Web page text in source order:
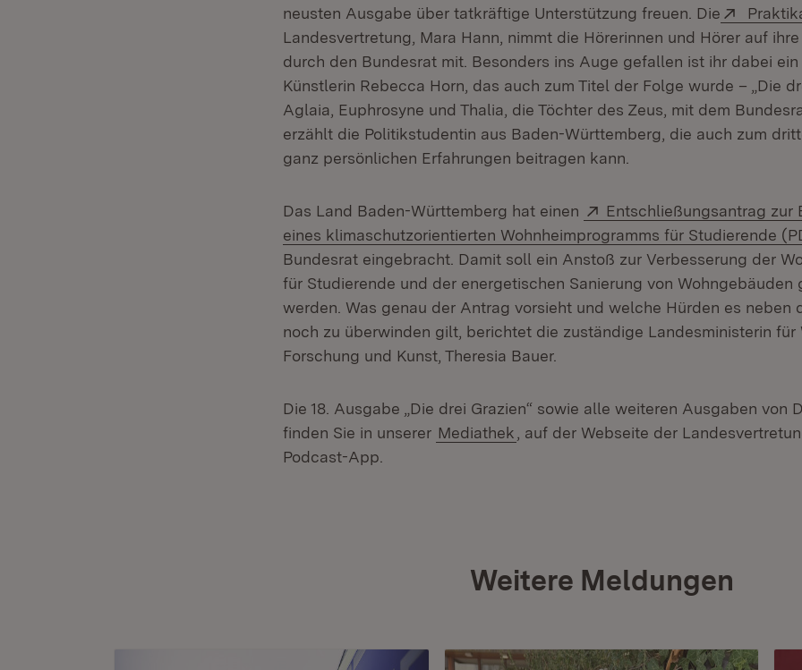
neusten Ausgabe über tatkräftige Unterstützung freuen. Die
Extern:
Landesvertretung, Mara Hann, nimmt die Hörerinnen und Hörer auf
durch den Bundesrat mit. Besonders ins Auge gefallen ist ihr dabei
Künstlerin Rebecca Horn, das auch zum Titel der Folge wurde – „Die
Aglaia, Euphrosyne und Thalia, die Töchter des Zeus, mit dem
erzählt die Politikstudentin aus Baden-Württemberg, die auch zum
ganz persönlichen Erfahrungen beitragen kann.
Das Land Baden-Württemberg hat einen Extern:
Entschließungsantrag zur
eines klimaschutzorientierten Wohnheimprogramms für Studierende
Bundesrat eingebracht. Damit soll ein Anstoß zur Verbesserung der
für Studierende und der energetischen Sanierung von Wohngebäuden
werden. Was genau der Antrag vorsieht und welche Hürden es neben
noch zu überwinden gilt, berichtet die zuständige Landesministerin für
Forschung und Kunst, Theresia Bauer.
Die 18. Ausgabe „Die drei Grazien“ sowie alle weiteren Ausgaben von
finden Sie in unserer Mediathek
, auf der Webseite der
Podcast-App.
Weitere Meldungen